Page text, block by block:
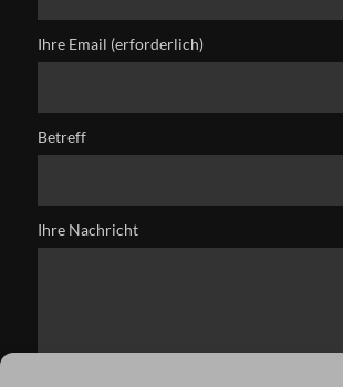
Ihre Email (erforderlich)
Betreff
Ihre Nachricht